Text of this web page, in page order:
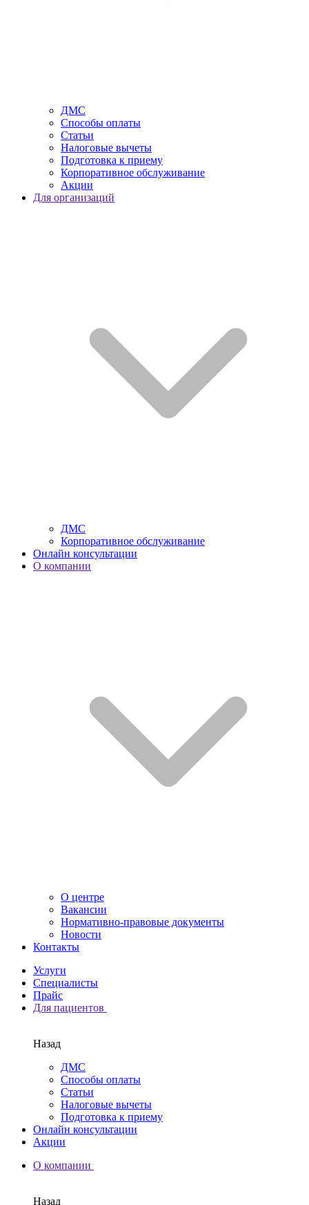
ДМС
Способы оплаты
Статьи
Налоговые вычеты
Подготовка к приему
Корпоративное обслуживание
Акции
Для организаций
ДМС
Корпоративное обслуживание
Онлайн консультации
О компании
О центре
Вакансии
Нормативно-правовые документы
Новости
Контакты
Услуги
Специалисты
Прайс
Для пациентов
Назад
ДМС
Способы оплаты
Статьи
Налоговые вычеты
Подготовка к приему
Онлайн консультации
Акции
О компании
Назад